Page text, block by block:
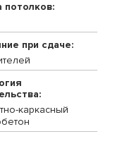
каркасный
потолков:
при сдаче: